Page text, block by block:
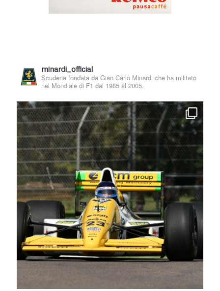
minardi_official
Scuderia fondata da Gian Carlo Minardi che ha militato
nel Mondiale di F1 dal 1985 al 2005.